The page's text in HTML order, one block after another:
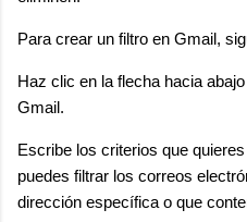
Para crear un filtro en Gmail,
Haz clic en la flecha hacia
Gmail.
Escribe los criterios que
puedes filtrar los correos
dirección específica o que